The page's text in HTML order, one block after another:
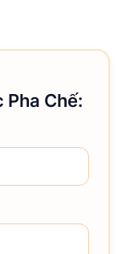
Pha Chế: